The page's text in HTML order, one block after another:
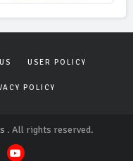
USER POLICY
POLICY
. All rights reserved.